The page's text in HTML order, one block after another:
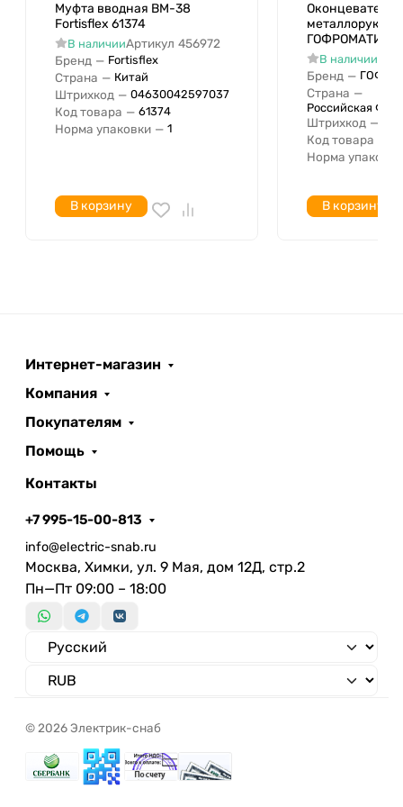
Размер резьбы
Муфта вводная ВМ-38
Fortisflex 61374
В наличииАртикул 456972
Бренд — Fortisflex
Страна — Китай
Штрихкод — 04630042597037
Код товара — 61374
Норма упаковки — 1
В корзину
Оконцеватель
ГОФРОМАТИК
В наличии
Бренд —
Страна —
Российская
Штрихкод —
Код товара
Норма упаковки
В корзину
Интернет-магазин
Компания
Покупателям
Помощь
Контакты
+7 995-15-00-813
info@electric-snab.ru
Москва, Химки, ул. 9 Мая, дом 12Д, стр.2
Пн—Пт 09:00 – 18:00
© 2026 Электрик-снаб